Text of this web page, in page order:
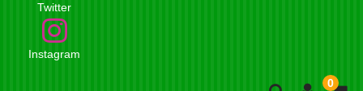
Twitter
Instagram
0